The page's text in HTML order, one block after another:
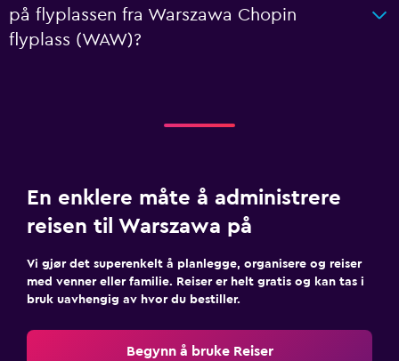
på flyplassen fra Warszawa Chopin
flyplass (WAW)?
En enklere måte å administrere
reisen til Warszawa på
Vi gjør det superenkelt å planlegge, organisere og reiser
med venner eller familie. Reiser er helt gratis og kan tas i
bruk uavhengig av hvor du bestiller.
Begynn å bruke Reiser